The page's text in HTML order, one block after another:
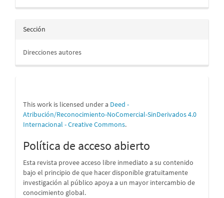
Sección
Direcciones autores
This work is licensed under a Deed -
Atribución/Reconocimiento-NoComercial-SinDerivados 4.0
Internacional - Creative Commons.
Política de acceso abierto
Esta revista provee acceso libre inmediato a su contenido
bajo el principio de que hacer disponible gratuitamente
investigación al público apoya a un mayor intercambio de
conocimiento global.